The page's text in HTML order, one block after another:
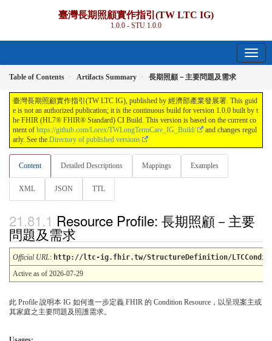
臺灣長期照顧實作指引(TW LTC IG)
1.0.0 - STU 1.0.0
Table of Contents Artifacts Summary 長期照顧－主要問題及需求
臺灣長期照顧實作指引(TW LTC IG), published by 經濟部產業發展署. This guid
e is not an authorized publication; it is the continuous build for version 1.0.0 built by t
he FHIR (HL7® FHIR® Standard) CI Build. This version is based on the current co
ntent of https://github.com/Lorex/TWLongTermCare_IG_Build/
and changes regul
arly. See the Directory of published versions
Content Detailed Descriptions Mappings Examples
XML JSON TTL
Resource Profile: 長期照顧－主要
問題及需求
Official URL: http://ltc-ig.fhir.tw/StructureDefinition/
Active as of 2026-07-29
此 Profile 說明本 IG 如何進一步定義 FHIR 的 Condition Resource，以呈現案主或
其家庭之主要問題及照護需求。